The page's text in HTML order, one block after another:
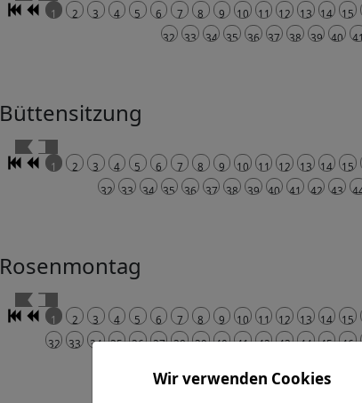
1 2 3 4 5 6 7 8 9 10 11 12 13 14 15
32
33 34 35 36 37 38 39 40
Büttensitzung
1 2 3 4 5 6 7 8 9 10 11 12 13 14 15
32
33 34 35 36 37 38 39 40 41 42 43
Rosenmontag
1 2 3 4 5 6 7 8 9 10 11 12 13 14 15
32
33 34 35 36 37 38 39 40 41 42 43 44 45 46
Wir verwenden Cookies